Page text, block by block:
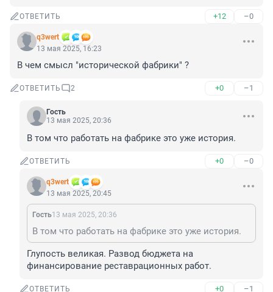
ОТВЕТИТЬ +12 –0
q3wert
13 мая 2025, 16:23
В чем смысл "исторической фабрики" ?
ОТВЕТИТЬ 2 +0 –1
Гость
13 мая 2025, 20:36
В том что работать на фабрике это уже история.
ОТВЕТИТЬ +0 –0
q3wert
13 мая 2025, 20:45
Гость13 мая 2025, 20:36
В том что работать на фабрике это уже история.
Глупость великая. Развод бюджета на
финансирование реставрационных работ.
ОТВЕТИТЬ +0 –1